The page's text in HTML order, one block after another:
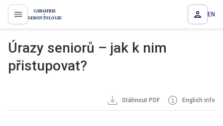
proLékaře.cz EN
Úrazy seniorů – jak k nim
přistupovat?
Stáhnout PDF English info